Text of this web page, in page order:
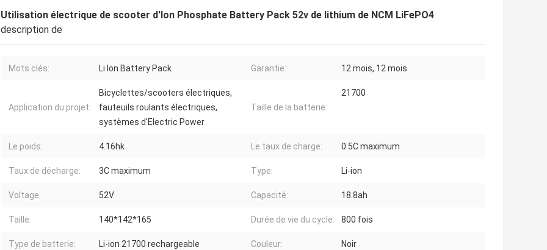
Utilisation électrique de scooter d'Ion Phosphate Battery Pack 52v de lithium de NCM LiFePO4
description de
Mots clés: Li Ion Battery Pack Garantie: 12 mois, 12 mois
Application du projet:
Bicyclettes/scooters électriques,
fauteuils roulants électriques,
systèmes d'Electric Power
Taille de la batterie:
21700
Le poids: 4.16hk Le taux de charge: 0.5C maximum
Taux de décharge: 3C maximum Type: Li-ion
Voltage: 52V Capacité: 18.8ah
Taille: 140*142*165 Durée de vie du cycle: 800 fois
Type de batterie: Li-ion 21700 rechargeable Couleur: Noir